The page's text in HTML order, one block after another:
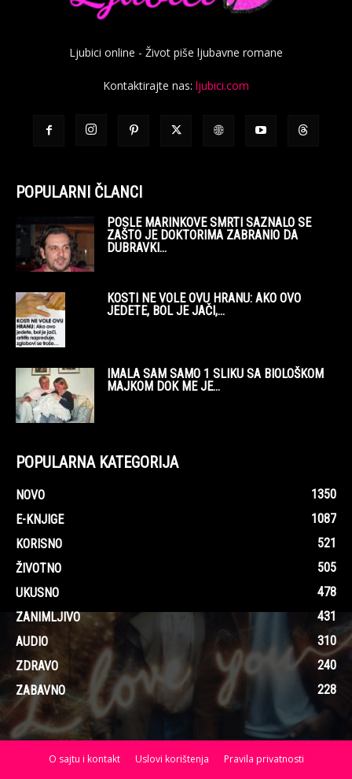
Ljubici online - Život piše ljubavne romane
Kontaktirajte nas: ljubici.com
POPULARNI ČLANCI
POSLE MARINKOVE SMRTI SAZNALO SE
ZAŠTO JE DOKTORIMA ZABRANIO DA
DUBRAVKI...
KOSTI NE VOLE OVU HRANU: AKO OVO
JEDETE, BOL JE JAČI,...
IMALA SAM SAMO 1 SLIKU SA BIOLOŠKOM
MAJKOM DOK ME JE...
POPULARNA KATEGORIJA
NOVO
1350
E-KNJIGE
1087
KORISNO
521
ŽIVOTNO
505
UKUSNO
478
ZANIMLJIVO
431
AUDIO
310
ZDRAVO
240
ZABAVNO
228
O sajtu i kontakt Uslovi korištenja Pravila privatnosti